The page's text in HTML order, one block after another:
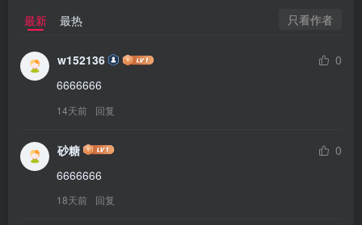
最新 最热 只看作者
w152136
0
6666666
14天前 回复
砂糖
0
6666666
18天前 回复